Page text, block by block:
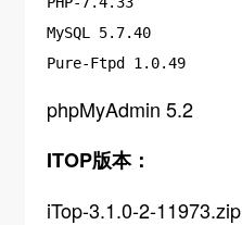
MySQL 5.7.40
Pure-Ftpd 1.0.49
phpMyAdmin 5.2
ITOP版本：
iTop-3.1.0-2-11973.zip